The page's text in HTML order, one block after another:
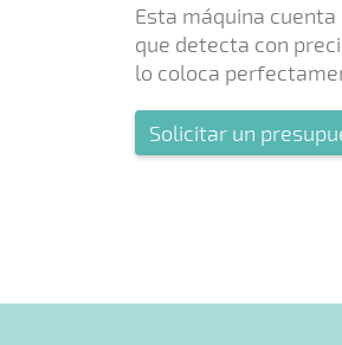
Esta máquina
que detecta con
lo coloca
Solicitar un